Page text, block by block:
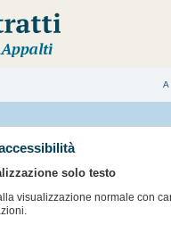
A
solo testo
visualizzazione normale con